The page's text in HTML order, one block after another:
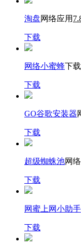
淘盘网络应用
下载
网络小蜜蜂下
下载
GO谷歌安装器
下载
超级蜘蛛池网
下载
网蜜上网小助手
下载